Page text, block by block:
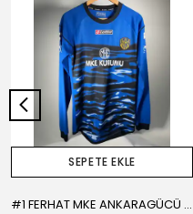
SEPETE EKLE
#1 FERHAT MKE ANKARAGÜCÜ 2015-2016 KALECİ - LARGE